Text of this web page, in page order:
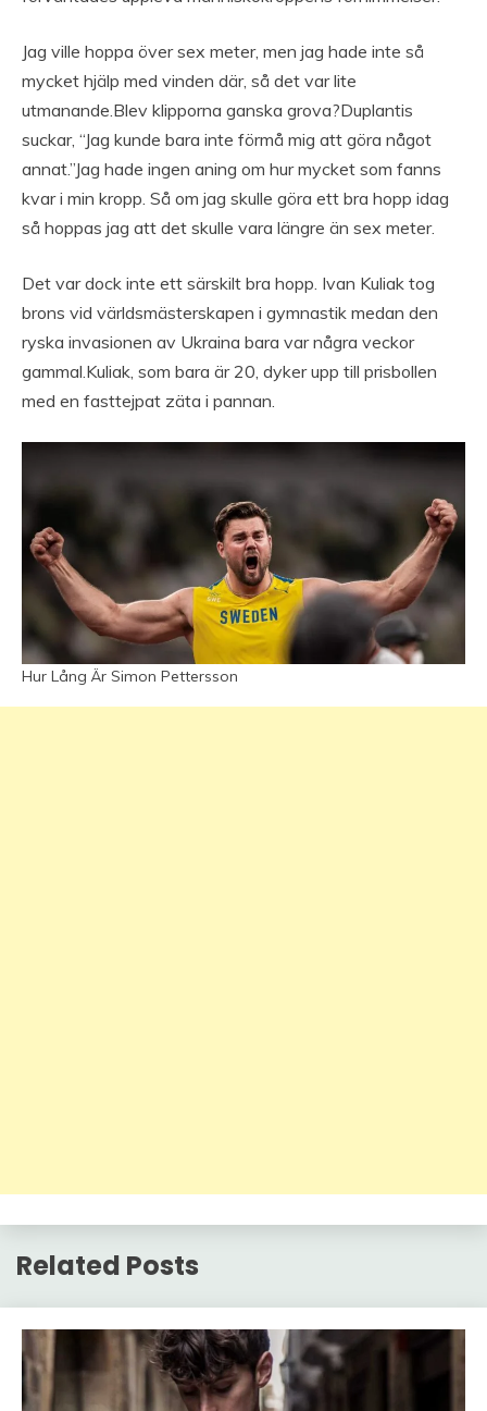
Jag ville hoppa över sex meter, men jag hade inte så
mycket hjälp med vinden där, så det var lite
utmanande.Blev klipporna ganska grova?Duplantis
suckar, “Jag kunde bara inte förmå mig att göra något
annat.”Jag hade ingen aning om hur mycket som fanns
kvar i min kropp. Så om jag skulle göra ett bra hopp idag
så hoppas jag att det skulle vara längre än sex meter.
Det var dock inte ett särskilt bra hopp. Ivan Kuliak tog
brons vid världsmästerskapen i gymnastik medan den
ryska invasionen av Ukraina bara var några veckor
gammal.Kuliak, som bara är 20, dyker upp till prisbollen
med en fasttejpat zäta i pannan.
Hur Lång Är Simon Pettersson
Related Posts